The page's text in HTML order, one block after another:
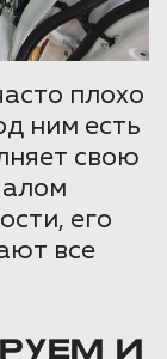
плохо
ним есть
свою
его
все
И